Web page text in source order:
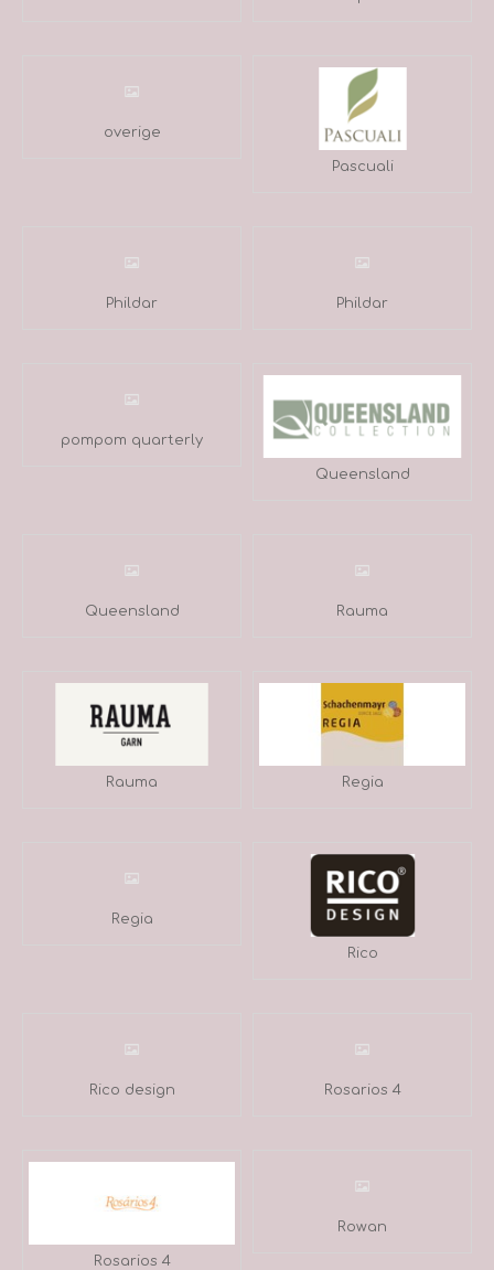
overige
Pascuali
Phildar Phildar
pompom quarterly
Queensland
Queensland Rauma
Rauma Regia
Regia
Rico
Rico design Rosarios 4
Rosarios 4
Rowan